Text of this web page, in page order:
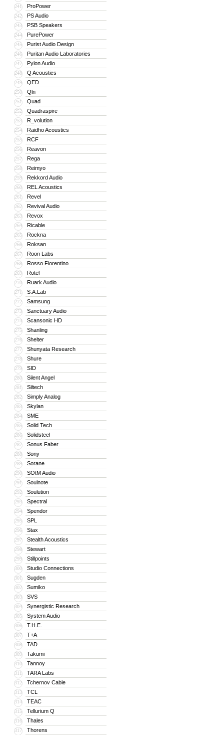
241 ProPower
242 PS Audio
243 PSB Speakers
244 PurePower
245 Purist Audio Design
246 Puritan Audio Laboratories
247 Pylon Audio
248 Q Acoustics
249 QED
250 Qln
251 Quad
252 Quadraspire
253 R_volution
254 Raidho Acoustics
255 RCF
256 Reavon
257 Rega
258 Reimyo
259 Rekkord Audio
260 REL Acoustics
261 Revel
262 Revival Audio
263 Revox
264 Ricable
265 Rockna
266 Roksan
267 Roon Labs
268 Rosso Fiorentino
269 Rotel
270 Ruark Audio
271 S.A.Lab
272 Samsung
273 Sanctuary Audio
274 Scansonic HD
275 Shanling
276 Shelter
277 Shunyata Research
278 Shure
279 SID
280 Silent Angel
281 Siltech
282 Simply Analog
283 Skylan
284 SME
285 Solid Tech
286 Solidsteel
287 Sonus Faber
288 Sony
289 Sorane
290 SOtM Audio
291 Soulnote
292 Soulution
293 Spectral
294 Spendor
295 SPL
296 Stax
297 Stealth Acoustics
298 Stewart
299 Stillpoints
300 Studio Connections
301 Sugden
302 Sumiko
303 SVS
304 Synergistic Research
305 System Audio
306 T.H.E.
307 T+A
308 TAD
309 Takumi
310 Tannoy
311 TARA Labs
312 Tchernov Cable
313 TCL
314 TEAC
315 Tellurium Q
316 Thales
317 Thorens